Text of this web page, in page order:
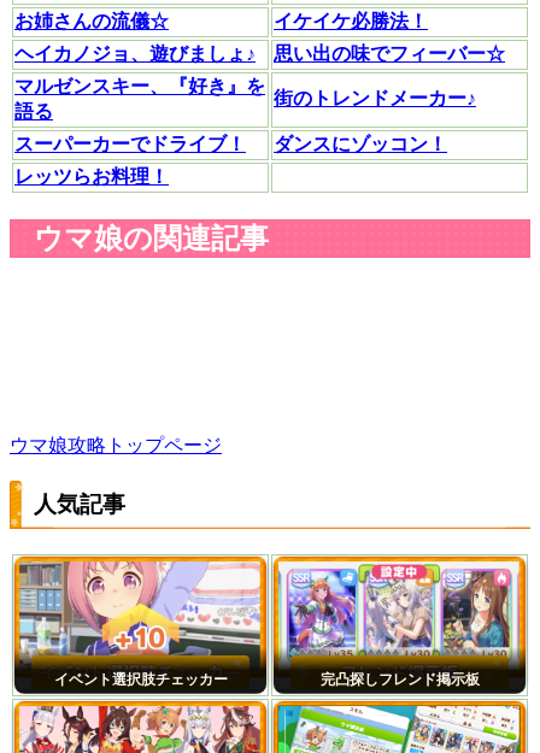
お姉さんの流儀☆
イケイケ必勝法！
ヘイカノジョ、遊びましょ♪
思い出の味でフィーバー☆
マルゼンスキー、『好き』を
語る
街のトレンドメーカー♪
スーパーカーでドライブ！
ダンスにゾッコン！
レッツらお料理！
ウマ娘の関連記事
ウマ娘攻略トップページ
人気記事
イベント選択肢チェッカー 完凸探しフレンド掲示板